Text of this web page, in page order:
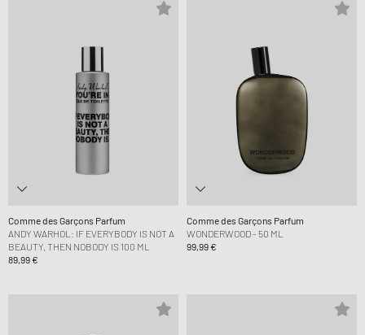
Comme des Garçons Parfum
ANDY WARHOL: IF EVERYBODY IS NOT A
BEAUTY, THEN NOBODY IS 100 ML
89,99 €
Comme des Garçons Parfum
WONDERWOOD - 50 ML
99,99 €